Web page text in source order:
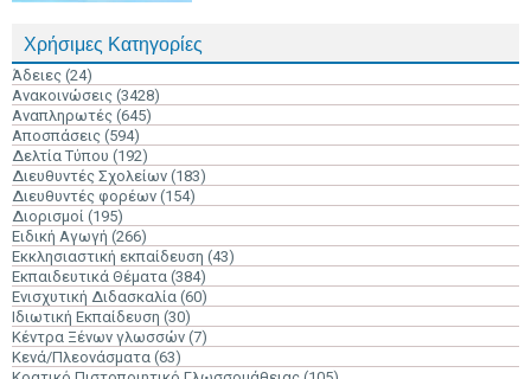
Χρήσιμες Κατηγορίες
Άδειες (24)
Ανακοινώσεις (3428)
Αναπληρωτές (645)
Αποσπάσεις (594)
Δελτία Τύπου (192)
Διευθυντές Σχολείων (183)
Διευθυντές φορέων (154)
Διορισμοί (195)
Ειδική Αγωγή (266)
Εκκλησιαστική εκπαίδευση (43)
Εκπαιδευτικά Θέματα (384)
Ενισχυτική Διδασκαλία (60)
Ιδιωτική Εκπαίδευση (30)
Κέντρα Ξένων γλωσσών (7)
Κενά/Πλεονάσματα (63)